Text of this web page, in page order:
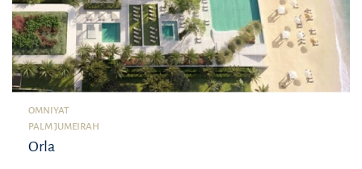
OMNIYAT
PALM JUMEIRAH
Orla